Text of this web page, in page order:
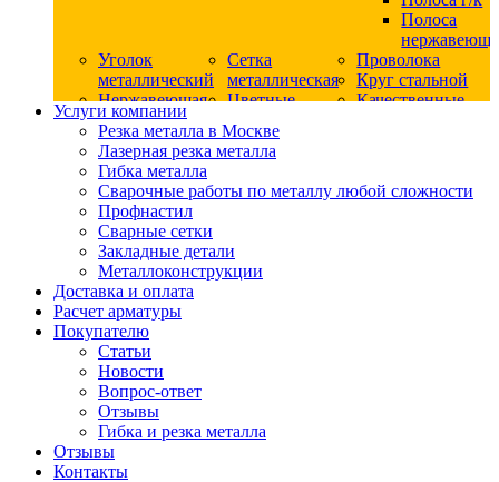
Полоса
Уголок
металлический
Сетка
металлическая
Проволока
Круг стальной
Нержавеющая
сталь
Квадрат
нержавеющий
никельсодержащий
Круг
нержавеющий
безникелевый
жаропрочный
Круг
нержавеющий
никельсодержащий
Шестигранник
нержавеющий
никельсодержащий
Шестигранник
нержавеющий
безникелевый
Цветные
Шестигранник
дюралевый
дюралевый
Качественные
Услуги компании
Резка металла в Москве
Лазерная резка металла
Гибка металла
Сварочные работы по металлу любой сложности
Профнастил
Сварные сетки
Закладные детали
Металлоконструкции
Доставка и оплата
Расчет арматуры
Покупателю
Статьи
Новости
Вопрос-ответ
Отзывы
Гибка и резка металла
Отзывы
Контакты